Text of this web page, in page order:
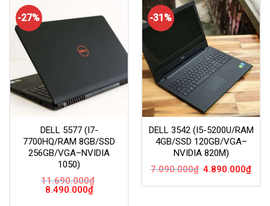
-27%
DELL 5577 (I7-
7700HQ/RAM 8GB/SSD
256GB/VGA–NVIDIA
1050)
11.690.000₫
Giá
8.490.000₫Giá
hiện
-31%
DELL 3542 (I5-5200U/RAM
4GB/SSD 120GB/VGA–
NVIDIA 820M)
7.090.000₫ Giá
4.890.000₫Giá